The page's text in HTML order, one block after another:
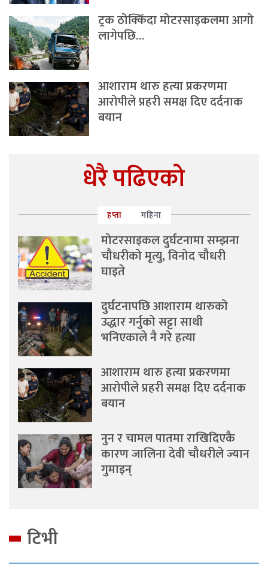
ट्रक ठोक्किँदा मोटरसाइकलमा आगो
लागेपछि…
आशाराम थारु हत्या प्रकरणमा
आरोपीले प्रहरी समक्ष दिए दर्दनाक
बयान
धेरै पढिएको
हप्ता महिना
मोटरसाइकल दुर्घटनामा सम्झना
चौधरीको मृत्यु, विनोद चौधरी
घाइते
दुर्घटनापछि आशाराम थारुको
उद्धार गर्नुको सट्टा साथी
भनिएकाले नै गरे हत्या
आशाराम थारु हत्या प्रकरणमा
आरोपीले प्रहरी समक्ष दिए दर्दनाक
बयान
नुन र चामल पातमा राखिदिएकै
कारण जालिना देवी चौधरीले ज्यान
गुमाइन्
टिभी